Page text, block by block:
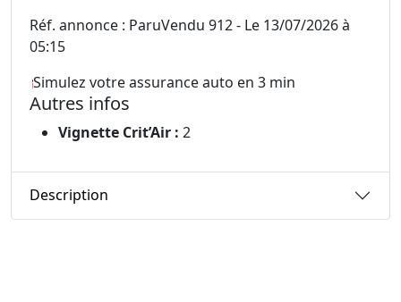
Réf. annonce : ParuVendu 912 - Le 13/07/2026 à
05:15
Simulez votre assurance auto en 3 min
Autres infos
Vignette Crit’Air : 2
Description